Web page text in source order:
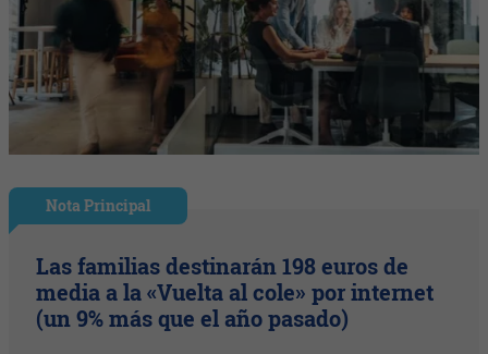
Nota Principal
Las familias destinarán 198 euros de
media a la «Vuelta al cole» por internet
(un 9% más que el año pasado)